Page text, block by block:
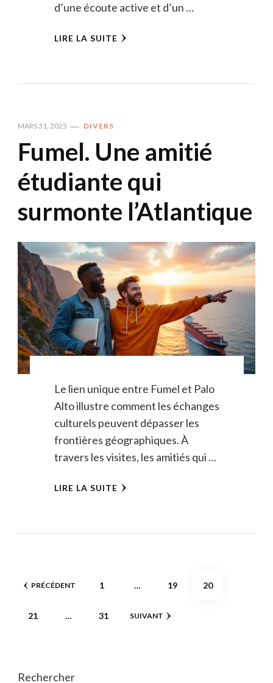
d’une écoute active et d’un …
LIRE LA SUITE
MARS 31, 2025 DIVERS
Fumel. Une amitié
étudiante qui
surmonte l’Atlantique
Le lien unique entre Fumel et Palo
Alto illustre comment les échanges
culturels peuvent dépasser les
frontières géographiques. À
travers les visites, les amitiés qui …
LIRE LA SUITE
Pagination
publications
PRÉCÉDENT PAGE
1 … PAGE
19 PAGE
20
PAGE
21 … PAGE
31 SUIVANT
Rechercher